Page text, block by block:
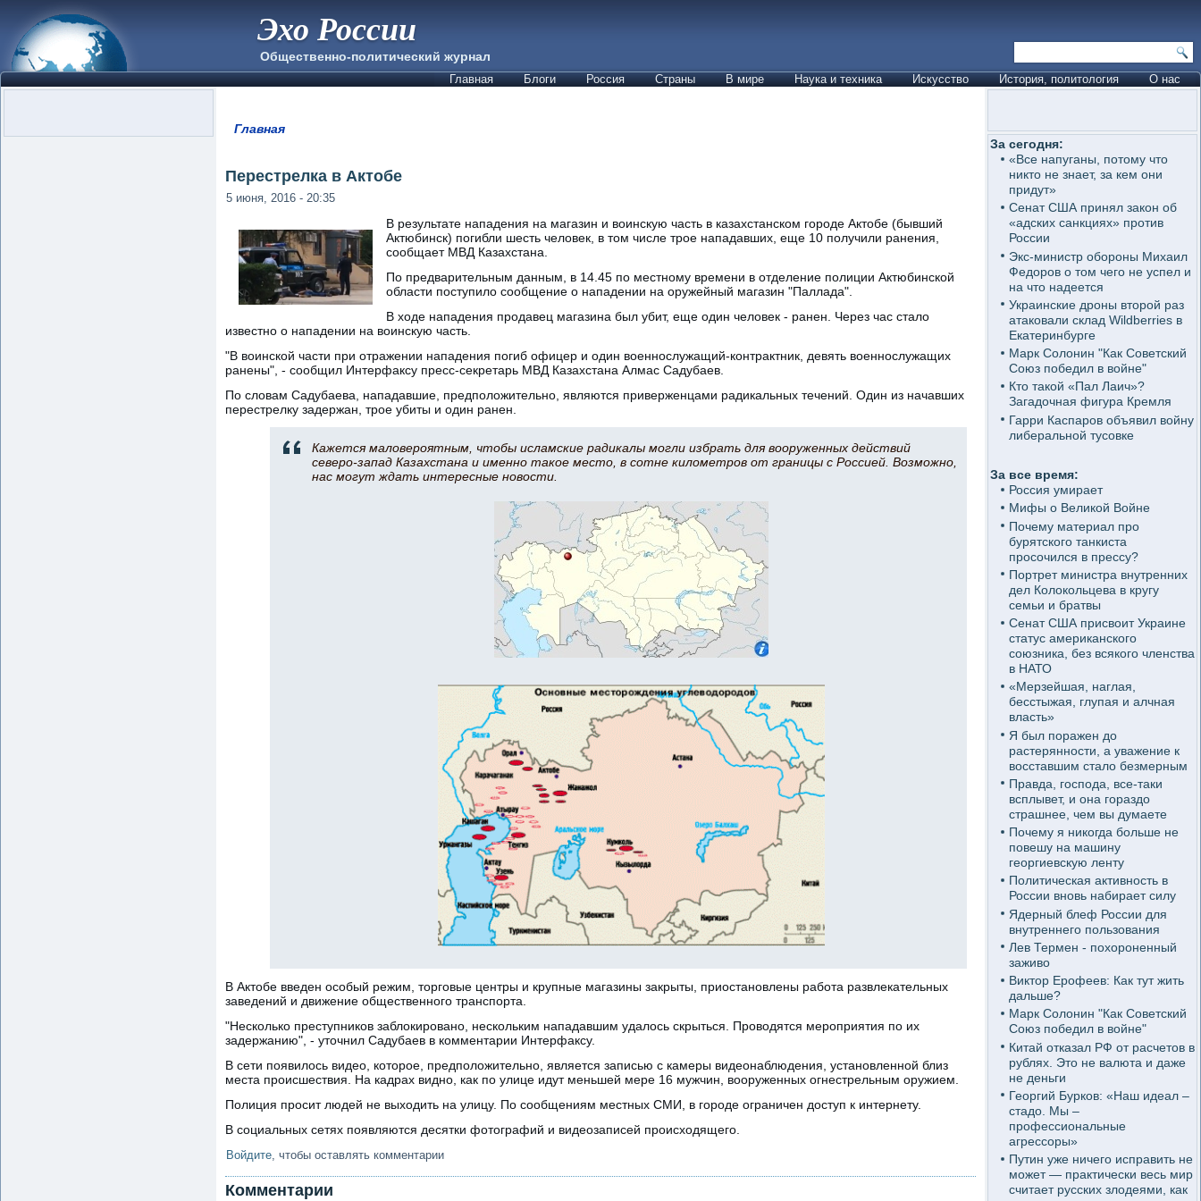
Эхо России
Общественно-политический журнал
Главная Блоги Россия Страны В мире Наука и техника Искусство История, политология О нас
Главная
Перестрелка в Актобе
5 июня, 2016 - 20:35
В результате нападения на магазин и воинскую часть в казахстанском городе Актобе (бывший
Актюбинск) погибли шесть человек, в том числе трое нападавших, еще 10 получили ранения,
сообщает МВД Казахстана.
По предварительным данным, в 14.45 по местному времени в отделение полиции Актюбинской
области поступило сообщение о нападении на оружейный магазин "Паллада".
В ходе нападения продавец магазина был убит, еще один человек - ранен. Через час стало
известно о нападении на воинскую часть.
"В воинской части при отражении нападения погиб офицер и один военнослужащий-контрактник, девять военнослужащих
ранены", - сообщил Интерфаксу пресс-секретарь МВД Казахстана Алмас Садубаев.
По словам Садубаева, нападавшие, предположительно, являются приверженцами радикальных течений. Один из начавших
перестрелку задержан, трое убиты и один ранен.
Кажется маловероятным, чтобы исламские радикалы могли избрать для вооруженных действий
северо-запад Казахстана и именно такое место, в сотне километров от границы с Россией. Возможно,
нас могут ждать интересные новости.
В Актобе введен особый режим, торговые центры и крупные магазины закрыты, приостановлены работа развлекательных
заведений и движение общественного транспорта.
"Несколько преступников заблокировано, нескольким нападавшим удалось скрыться. Проводятся мероприятия по их
задержанию", - уточнил Садубаев в комментарии Интерфаксу.
В сети появилось видео, которое, предположительно, является записью с камеры видеонаблюдения, установленной близ
места происшествия. На кадрах видно, как по улице идут меньшей мере 16 мужчин, вооруженных огнестрельным оружием.
Полиция просит людей не выходить на улицу. По сообщениям местных СМИ, в городе ограничен доступ к интернету.
В социальных сетях появляются десятки фотографий и видеозаписей происходящего.
Войдите, чтобы оставлять комментарии
Комментарии
За сегодня:
«Все напуганы, потому что
никто не знает, за кем они
придут»
Сенат США принял закон об
«адских санкциях» против
России
Экс-министр обороны Михаил
Федоров о том чего не успел и
на что надеется
Украинские дроны второй раз
атаковали склад Wildberries в
Екатеринбурге
Марк Солонин "Как Советский
Союз победил в войне"
Кто такой «Пал Лаич»?
Загадочная фигура Кремля
Гарри Каспаров объявил войну
либеральной тусовке
За все время:
Россия умирает
Мифы о Великой Войне
Почему материал про
бурятского танкиста
просочился в прессу?
Портрет министра внутренних
дел Колокольцева в кругу
семьи и братвы
Сенат США присвоит Украине
статус американского
союзника, без всякого членства
в НАТО
«Мерзейшая, наглая,
бесстыжая, глупая и алчная
власть»
Я был поражен до
растерянности, а уважение к
восставшим стало безмерным
Правда, господа, все-таки
всплывет, и она гораздо
страшнее, чем вы думаете
Почему я никогда больше не
повешу на машину
георгиевскую ленту
Политическая активность в
России вновь набирает силу
Ядерный блеф России для
внутреннего пользования
Лев Термен - похороненный
заживо
Виктор Ерофеев: Как тут жить
дальше?
Марк Солонин "Как Советский
Союз победил в войне"
Китай отказал РФ от расчетов в
рублях. Это не валюта и даже
не деньги
Георгий Бурков: «Наш идеал –
стадо. Мы –
профессиональные
агрессоры»
Путин уже ничего исправить не
может — практически весь мир
считает русских злодеями, как